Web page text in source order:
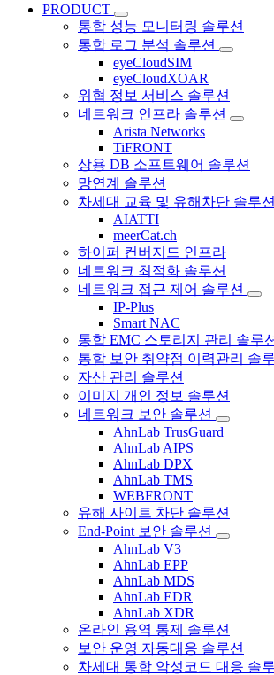
PRODUCT
통합 성능 모니터링 솔루션
통합 로그 분석 솔루션
eyeCloudSIM
eyeCloudXOAR
위협 정보 서비스 솔루션
네트워크 인프라 솔루션
Arista Networks
TiFRONT
상용 DB 소프트웨어 솔루션
망연계 솔루션
차세대 교육 및 유해차단 솔루션
AIATTI
meerCat.ch
하이퍼 컨버지드 인프라
네트워크 최적화 솔루션
네트워크 접근 제어 솔루션
IP-Plus
Smart NAC
통합 EMC 스토리지 관리 솔루
통합 보안 취약점 이력관리 솔
자산 관리 솔루션
이미지 개인 정보 솔루션
네트워크 보안 솔루션
AhnLab TrusGuard
AhnLab AIPS
AhnLab DPX
AhnLab TMS
WEBFRONT
유해 사이트 차단 솔루션
End-Point 보안 솔루션
AhnLab V3
AhnLab EPP
AhnLab MDS
AhnLab EDR
AhnLab XDR
온라인 용역 통제 솔루션
보안 운영 자동대응 솔루션
차세대 통합 악성코드 대응 솔